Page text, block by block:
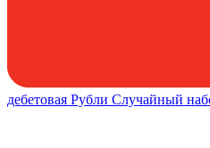
дебетовая Рубли Случайный